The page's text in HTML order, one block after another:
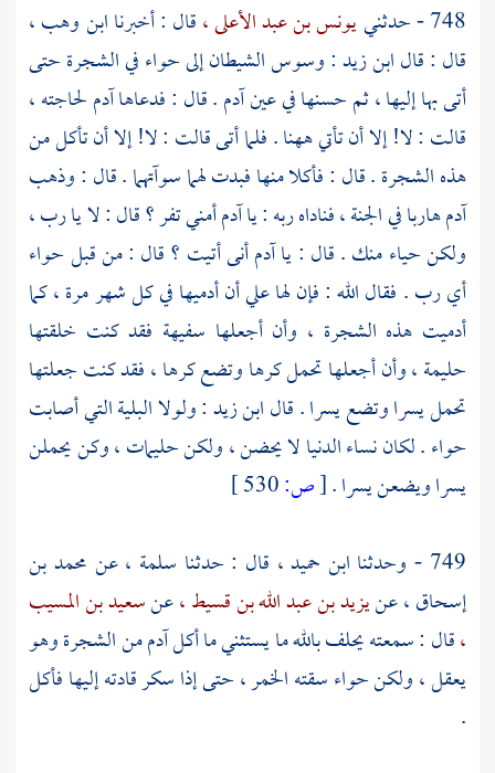
748 - حدثني
يونس بن عبد الأعلى ،قال : أخبرناابن وهب ،
قال : قالابن زيد: وسوس الشيطان إلىحواءفي الشجرة حتى
أتى بها إليها ، ثم حسنها في عينآدم. قال : فدعاهاآدملحاجته ،
قالت : لا! إلا أن تأتي ههنا . فلما أتى قالت : لا! إلا أن تأكل من
هذه الشجرة . قال : فأكلا منها فبدت لهما سوآتهما . قال : وذهب
آدمهاربا في الجنة ، فناداه ربه : ياآدمأمني تفر ؟ قال : لا يا رب ،
ولكن حياء منك . قال : ياآدمأنى أتيت ؟ قال : من قبلحواء
أي رب . فقال الله : فإن لها علي أن أدميها في كل شهرمرة ،كما
أدميت هذه الشجرة ، وأن أجعلها سفيهة فقد كنت خلقتها
حليمة ، وأن أجعلها تحمل كرها وتضع كرها ، فقد كنت جعلتها
تحمل يسرا وتضع يسرا . قال ابن زيد : ولولا البلية التي أصابت
حواء. لكان نساء الدنيا لا يحضن ، ولكن حليمات ، وكن يحملن
يسرا ويضعن يسرا .[ص:
749 - وحدثنا
ابن حميد ، قال : حدثنا سلمة ،عن محمد بن
إسحاق ،عنيزيد بن عبد الله بن قسيط ،عنسعيد بن المسيب
،قال : سمعته يحلف بالله ما يستثني ما أكلآدممن الشجرة وهو
يعقل ، ولكنحواءسقته الخمر ، حتى إذا سكر قادته إليها فأكل
.